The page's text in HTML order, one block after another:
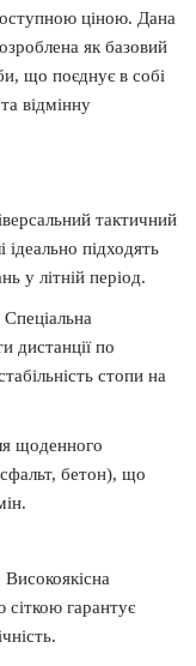
ціною. Дана
як базовий
що поєднує в собі
відмінну
тактичний
ідеально підходять
у літній період.
Спеціальна
дистанції по
стопи на
щоденного
бетон), що
Високоякісна
сіткою гарантує